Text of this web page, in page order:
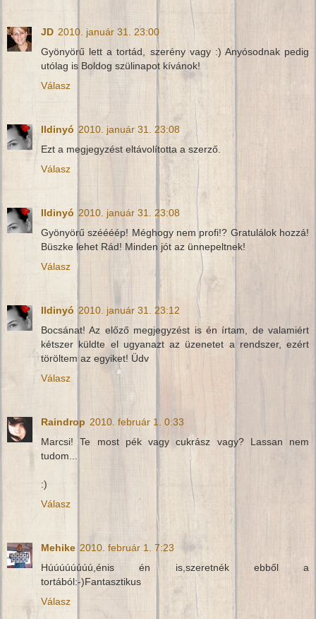
JD 2010. január 31. 23:00
Gyönyörű lett a tortád, szerény vagy :) Anyósodnak pedig
utólag is Boldog szülinapot kívánok!
Válasz
Ildinyó 2010. január 31. 23:08
Ezt a megjegyzést eltávolította a szerző.
Válasz
Ildinyó 2010. január 31. 23:08
Gyönyörű széééép! Méghogy nem profi!? Gratulálok hozzá!
Büszke lehet Rád! Minden jót az ünnepeltnek!
Válasz
Ildinyó 2010. január 31. 23:12
Bocsánat! Az előző megjegyzést is én írtam, de valamiért
kétszer küldte el ugyanazt az üzenetet a rendszer, ezért
töröltem az egyiket! Üdv
Válasz
Raindrop 2010. február 1. 0:33
Marcsi! Te most pék vagy cukrász vagy? Lassan nem
tudom...
:)
Válasz
Mehike 2010. február 1. 7:23
Húúúúúúúú,énis én is,szeretnék ebből a
tortából:-)Fantasztikus
Válasz